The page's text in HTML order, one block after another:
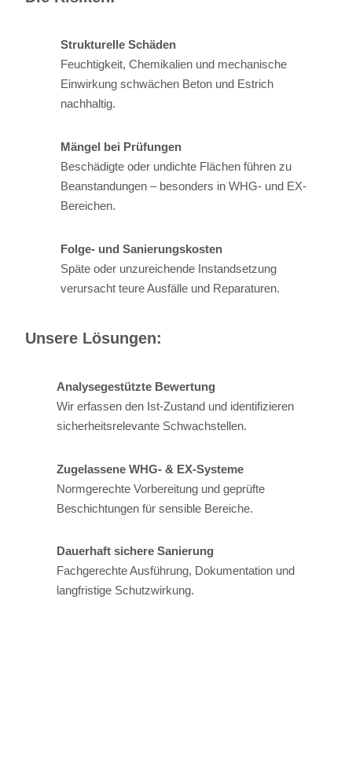
Strukturelle Schäden
Feuchtigkeit, Chemikalien und mechanische
Einwirkung schwächen Beton und Estrich
nachhaltig.
Mängel bei Prüfungen
Beschädigte oder undichte Flächen führen zu
Beanstandungen – besonders in WHG- und EX-
Bereichen.
Folge- und Sanierungskosten
Späte oder unzureichende Instandsetzung
verursacht teure Ausfälle und Reparaturen.
Unsere Lösungen:
Analysegestützte Bewertung
Wir erfassen den Ist-Zustand und identifizieren
sicherheitsrelevante Schwachstellen.
Zugelassene WHG- & EX-Systeme
Normgerechte Vorbereitung und geprüfte
Beschichtungen für sensible Bereiche.
Dauerhaft sichere Sanierung
Fachgerechte Ausführung, Dokumentation und
langfristige Schutzwirkung.